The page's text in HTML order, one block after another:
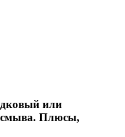
или
смыва. Плюсы,